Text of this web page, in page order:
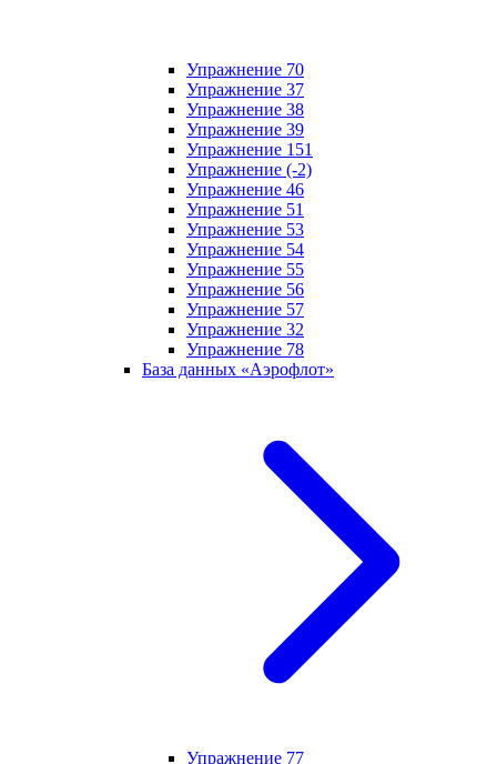
Упражнение 70
Упражнение 37
Упражнение 38
Упражнение 39
Упражнение 151
Упражнение (-2)
Упражнение 46
Упражнение 51
Упражнение 53
Упражнение 54
Упражнение 55
Упражнение 56
Упражнение 57
Упражнение 32
Упражнение 78
База данных «Аэрофлот»
Упражнение 77